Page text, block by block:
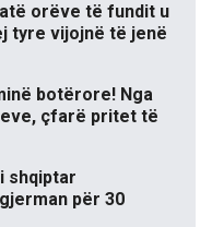
orëve të fundit u
tyre vijojnë të jenë
botërore! Nga
çfarë pritet të
shqiptar
për 30